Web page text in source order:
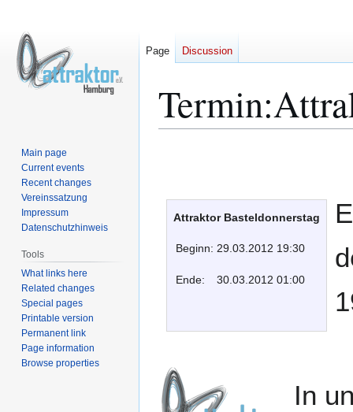
Attraktor Basteldonnerstag
Beginn: 29.03.2012 19:30
Ende: 30.03.2012 01:00
In
Page Discussion
Main page
Current events
Recent changes
Vereinssatzung
Impressum
Datenschutzhinweis
Tools
What links here
Related changes
Special pages
Printable version
Permanent link
Page information
Browse properties